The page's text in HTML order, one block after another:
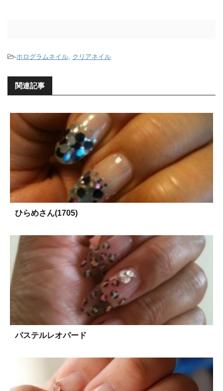
-ホログラムネイル, クリアネイル
関連記事
ひらめさん(1705)
パステルレオパード